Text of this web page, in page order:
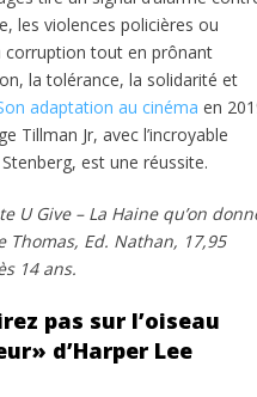
les violences policières ou
corruption tout en prônant
la tolérance, la solidarité et
adaptation au cinéma en
Tillman Jr, avec l’incroyable
est une réussite.
U Give – La Haine qu’on
Thomas, Ed. Nathan, 17,95
14 ans.
pas sur l’oiseau
d’Harper Lee